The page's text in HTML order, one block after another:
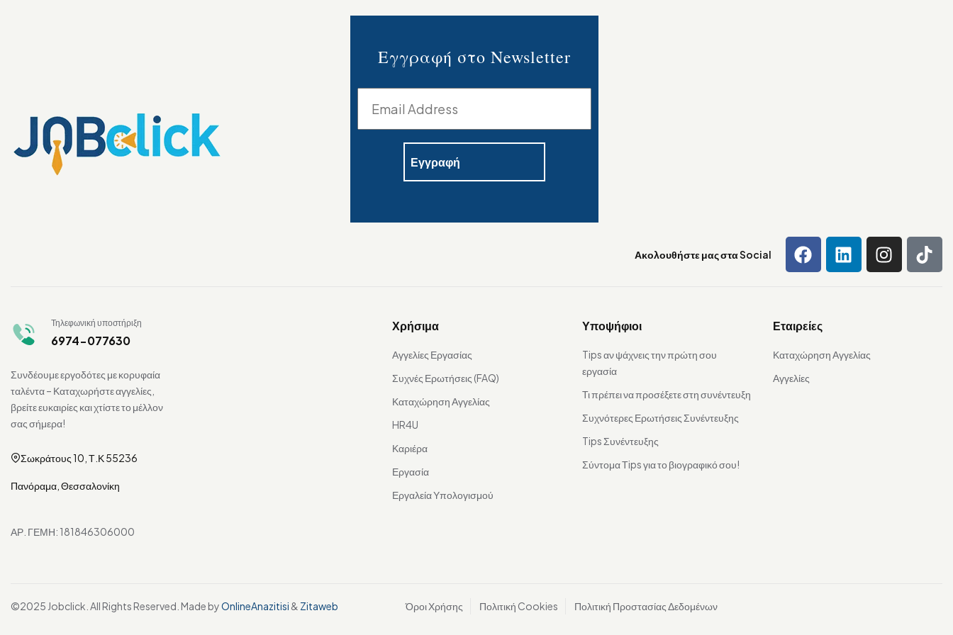
Εγγραφή στο Newsletter
Ακολουθήστε μας στα Social
Τηλεφωνική υποστήριξη
6974-077630
Συνδέουμε εργοδότες με κορυφαία
ταλέντα – Καταχωρήστε αγγελίες,
βρείτε ευκαιρίες και χτίστε το μέλλον
σας σήμερα!
Σωκράτους 10, Τ.Κ 55236
Πανόραμα, Θεσσαλονίκη
ΑΡ. ΓΕΜΗ: 181846306000
Χρήσιμα
Αγγελίες Εργασίας
Συχνές Ερωτήσεις (FAQ)
Καταχώρηση Αγγελίας
HR4U
Καριέρα
Εργασία
Εργαλεία Υπολογισμού
Υποψήφιοι
Tips αν ψάχνεις την πρώτη σου
εργασία
Τι πρέπει να προσέξετε στη συνέντευξη
Συχνότερες Ερωτήσεις Συνέντευξης
Tips Συνέντευξης
Σύντομα Τips για το βιογραφικό σου!
Εταιρείες
Καταχώρηση Αγγελίας
Αγγελίες
©2025 Jobclick. All Rights Reserved. Made byOnlineAnazitisi & Zitaweb Όροι Χρήσης Πολιτική Cookies Πολιτική Προστασίας Δεδομένων